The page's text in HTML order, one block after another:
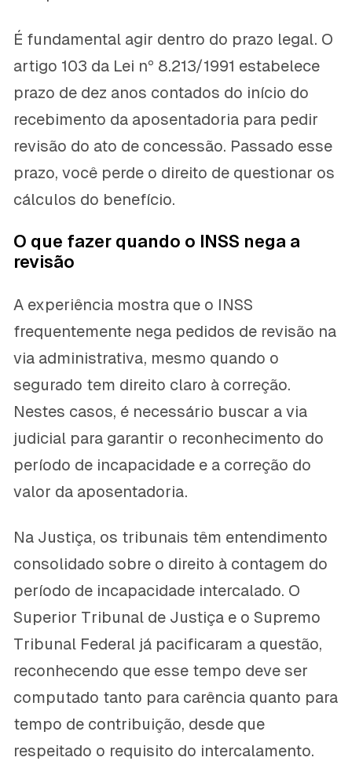
É fundamental agir dentro do prazo legal. O
artigo 103 da Lei nº 8.213/1991 estabelece
prazo de dez anos contados do início do
recebimento da aposentadoria para pedir
revisão do ato de concessão. Passado esse
prazo, você perde o direito de questionar os
cálculos do benefício.
O que fazer quando o INSS nega a
revisão
A experiência mostra que o INSS
frequentemente nega pedidos de revisão na
via administrativa, mesmo quando o
segurado tem direito claro à correção.
Nestes casos, é necessário buscar a via
judicial para garantir o reconhecimento do
período de incapacidade e a correção do
valor da aposentadoria.
Na Justiça, os tribunais têm entendimento
consolidado sobre o direito à contagem do
período de incapacidade intercalado. O
Superior Tribunal de Justiça e o Supremo
Tribunal Federal já pacificaram a questão,
reconhecendo que esse tempo deve ser
computado tanto para carência quanto para
tempo de contribuição, desde que
respeitado o requisito do intercalamento.